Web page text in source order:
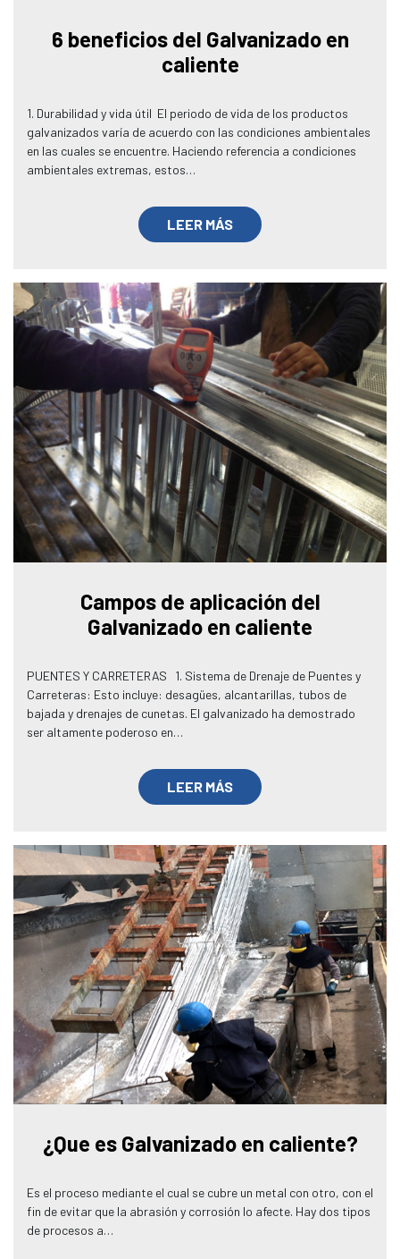
6 beneficios del Galvanizado en
caliente
1. Durabilidad y vida útil El periodo de vida de los productos
galvanizados varía de acuerdo con las condiciones ambientales
en las cuales se encuentre. Haciendo referencia a condiciones
ambientales extremas, estos…
LEER MÁS
Campos de aplicación del
Galvanizado en caliente
PUENTES Y CARRETERAS 1. Sistema de Drenaje de Puentes y
Carreteras: Esto incluye: desagües, alcantarillas, tubos de
bajada y drenajes de cunetas. El galvanizado ha demostrado
ser altamente poderoso en…
LEER MÁS
¿Que es Galvanizado en caliente?
Es el proceso mediante el cual se cubre un metal con otro, con el
fin de evitar que la abrasión y corrosión lo afecte. Hay dos tipos
de procesos a…